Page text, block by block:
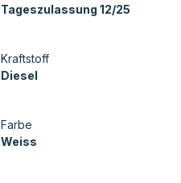
Tageszulassung 12/25
Kraftstoff
Diesel
Farbe
Weiss